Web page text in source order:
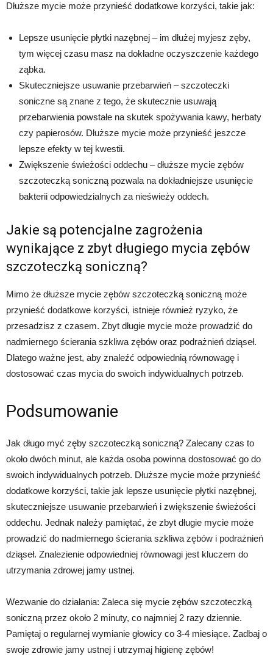
Dłuższe mycie może przynieść dodatkowe korzyści, takie jak:
Lepsze usunięcie płytki nazębnej – im dłużej myjesz zęby,
tym więcej czasu masz na dokładne oczyszczenie każdego
ząbka.
Skuteczniejsze usuwanie przebarwień – szczoteczki
soniczne są znane z tego, że skutecznie usuwają
przebarwienia powstałe na skutek spożywania kawy, herbaty
czy papierosów. Dłuższe mycie może przynieść jeszcze
lepsze efekty w tej kwestii.
Zwiększenie świeżości oddechu – dłuższe mycie zębów
szczoteczką soniczną pozwala na dokładniejsze usunięcie
bakterii odpowiedzialnych za nieświeży oddech.
Jakie są potencjalne zagrożenia
wynikające z zbyt długiego mycia zębów
szczoteczką soniczną?
Mimo że dłuższe mycie zębów szczoteczką soniczną może
przynieść dodatkowe korzyści, istnieje również ryzyko, że
przesadzisz z czasem. Zbyt długie mycie może prowadzić do
nadmiernego ścierania szkliwa zębów oraz podrażnień dziąseł.
Dlatego ważne jest, aby znaleźć odpowiednią równowagę i
dostosować czas mycia do swoich indywidualnych potrzeb.
Podsumowanie
Jak długo myć zęby szczoteczką soniczną? Zalecany czas to
około dwóch minut, ale każda osoba powinna dostosować go do
swoich indywidualnych potrzeb. Dłuższe mycie może przynieść
dodatkowe korzyści, takie jak lepsze usunięcie płytki nazębnej,
skuteczniejsze usuwanie przebarwień i zwiększenie świeżości
oddechu. Jednak należy pamiętać, że zbyt długie mycie może
prowadzić do nadmiernego ścierania szkliwa zębów i podrażnień
dziąseł. Znalezienie odpowiedniej równowagi jest kluczem do
utrzymania zdrowej jamy ustnej.
Wezwanie do działania: Zaleca się mycie zębów szczoteczką
soniczną przez około 2 minuty, co najmniej 2 razy dziennie.
Pamiętaj o regularnej wymianie głowicy co 3-4 miesiące. Zadbaj o
swoje zdrowie jamy ustnej i utrzymaj higienę zębów!